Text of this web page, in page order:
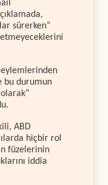
sürerken”
eylemlerinden
bu durumun
ABD
hiçbir rol
füzelerinin
iddia